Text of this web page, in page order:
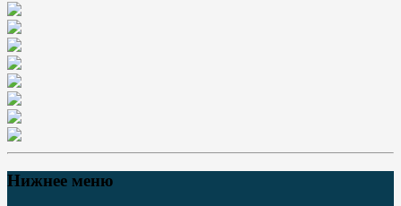
Нижнее меню